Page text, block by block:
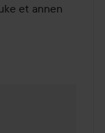
et annen
lades 4 måneder